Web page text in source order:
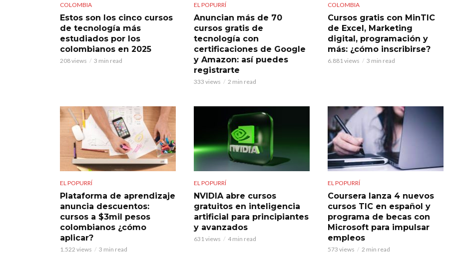
COLOMBIA
Estos son los cinco cursos
de tecnología más
estudiados por los
colombianos en 2025
208 views 3 min read
EL POPURRÍ
Anuncian más de 70
cursos gratis de
tecnología con
certificaciones de Google
y Amazon: así puedes
registrarte
333 views 2 min read
COLOMBIA
Cursos gratis con MinTIC
de Excel, Marketing
digital, programación y
más: ¿cómo inscribirse?
6.881 views 3 min read
EL POPURRÍ
Plataforma de aprendizaje
anuncia descuentos:
cursos a $3mil pesos
colombianos ¿cómo
aplicar?
1.522 views 3 min read
EL POPURRÍ
NVIDIA abre cursos
gratuitos en inteligencia
artificial para principiantes
y avanzados
631 views 4 min read
EL POPURRÍ
Coursera lanza 4 nuevos
cursos TIC en español y
programa de becas con
Microsoft para impulsar
empleos
573 views 2 min read